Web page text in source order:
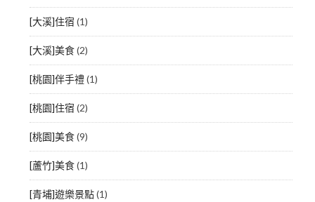
[大溪]住宿 (1)
[大溪]美食(2)
[桃園]伴手禮(1)
[桃園]住宿 (2)
[桃園]美食(9)
[蘆竹]美食(1)
[青埔]遊樂景點(1)